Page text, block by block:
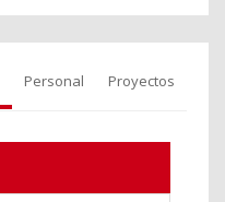
Personal Proyectos